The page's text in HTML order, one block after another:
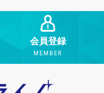
会員登録
MEMBER